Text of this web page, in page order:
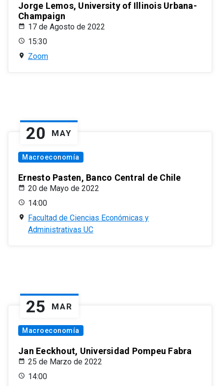
Jorge Lemos, University of Illinois Urbana-
Champaign
17 de Agosto de 2022
15:30
Zoom
20 MAY
Macroeconomía
Ernesto Pasten, Banco Central de Chile
20 de Mayo de 2022
14:00
Facultad de Ciencias Económicas y
Administrativas UC
25 MAR
Macroeconomía
Jan Eeckhout, Universidad Pompeu Fabra
25 de Marzo de 2022
14:00